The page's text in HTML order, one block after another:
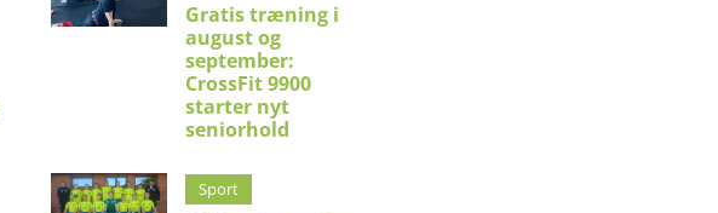
Gratis træning i
august og
september:
CrossFit 9900
starter nyt
seniorhold
Sport